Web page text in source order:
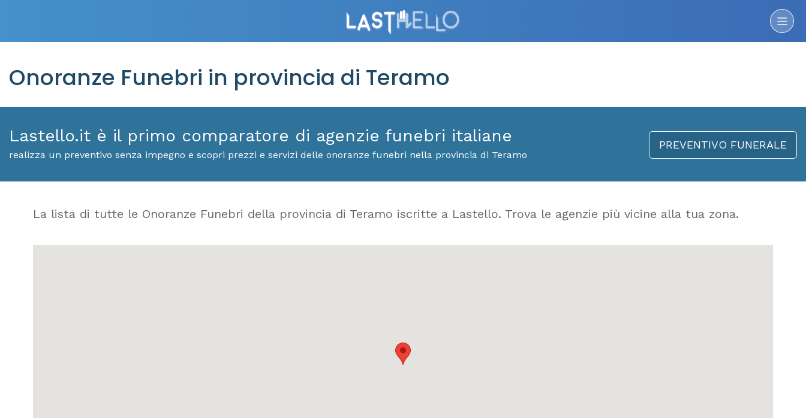
Onoranze Funebri in provincia di Teramo
Lastello.it è il primo comparatore di agenzie funebri italiane
realizza un preventivo senza impegno e scopri prezzi e servizi delle onoranze funebri nella provincia di Teramo
PREVENTIVO FUNERALE
La lista di tutte le Onoranze Funebri della provincia di Teramo iscritte a Lastello. Trova le agenzie più vicine alla tua zona.